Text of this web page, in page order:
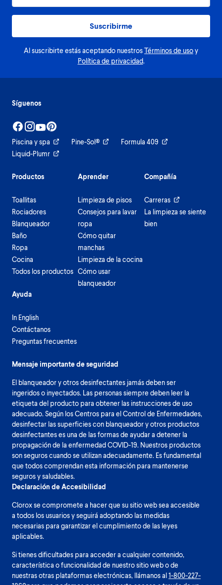
Suscribirme
Al suscribirte estás aceptando nuestrosTérminos de usoy
Política de privacidad.
Síguenos
Piscina y spa Pine-Sol®
Formula 409
Liquid-Plumr
Productos
Toallitas
Rociadores
Blanqueador
Baño
Ropa
Cocina
Todos los productos
Aprender
Limpieza de pisos
Consejos para lavar
ropa
Cómo quitar
manchas
Limpieza de la cocina
Cómo usar
blanqueador
Compañía
Carreras
La limpieza se siente
bien
Ayuda
In English
Contáctanos
Preguntas frecuentes
Mensaje importante de seguridad
El blanqueador y otros desinfectantes jamás deben ser
ingeridos o inyectados. Las personas siempre deben leer la
etiqueta del producto para obtener las instrucciones de uso
adecuado. Según los Centros para el Control de Enfermedades,
desinfectar las superficies con blanqueador y otros productos
desinfectantes es una de las formas de ayudar a detener la
propagación de la enfermedad COVID-19. Nuestros productos
son seguros cuando se utilizan adecuadamente. Es fundamental
que todos comprendan esta información para mantenerse
seguros y saludables.
Declaración de Accesibilidad
Clorox se compromete a hacer que su sitio web sea accesible
a todos los usuarios y seguirá adoptando las medidas
necesarias para garantizar el cumplimiento de las leyes
aplicables.
Si tienes dificultades para acceder a cualquier contenido,
característica o funcionalidad de nuestro sitio web o de
nuestras otras plataformas electrónicas, llámanos al1-800-227-